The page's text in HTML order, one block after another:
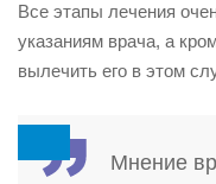
Все этапы лечения
указаниям врача, а
вылечить его в этом
Мнение